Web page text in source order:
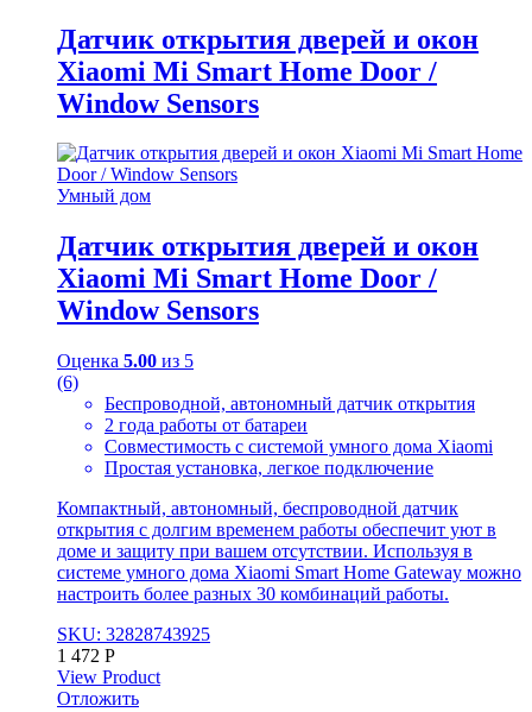
Датчик открытия дверей и окон
Xiaomi Mi Smart Home Door /
Window Sensors
Умный дом
Датчик открытия дверей и окон
Xiaomi Mi Smart Home Door /
Window Sensors
Оценка 5.00 из 5
(6)
Беспроводной, автономный датчик открытия
2 года работы от батареи
Совместимость с системой умного дома Xiaomi
Простая установка, легкое подключение
Компактный, автономный, беспроводной датчик
открытия с долгим временем работы обеспечит уют в
доме и защиту при вашем отсутствии. Используя в
системе умного дома Xiaomi Smart Home Gateway можно
настроить более разных 30 комбинаций работы.
SKU: 32828743925
1 472 Р
View Product
Отложить